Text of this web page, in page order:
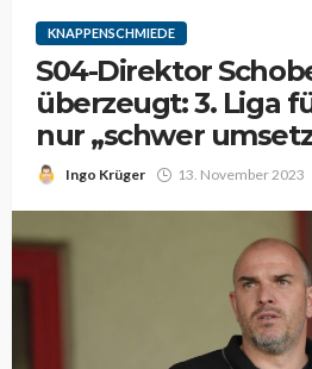
KNAPPENSCHMIEDE
S04-Direktor
überzeugt: 3. Liga
nur „schwer
Ingo Krüger 13. November 2023